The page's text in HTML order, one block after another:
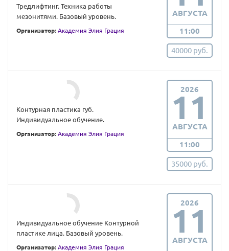
Тредлифтинг. Техника работы
мезонитями. Базовый уровень.
Организатор: Академия Элия Грация
АВГУСТА
11:00
40000 руб.
Контурная пластика губ.
Индивидуальное обучение.
Организатор: Академия Элия Грация
2026
11
АВГУСТА
11:00
35000 руб.
Индивидуальное обучение Контурной
пластике лица. Базовый уровень.
Организатор: Академия Элия Грация
2026
11
АВГУСТА